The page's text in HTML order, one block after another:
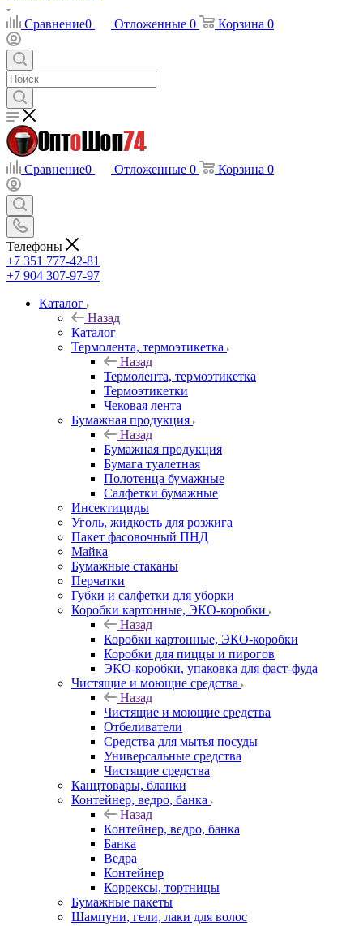
Сравнение0 Отложенные 0 Корзина 0
Сравнение0 Отложенные 0 Корзина 0
Телефоны
+7 351 777-42-81
+7 904 307-97-97
Каталог
Назад
Каталог
Термолента, термоэтикетка
Назад
Термолента, термоэтикетка
Термоэтикетки
Чековая лента
Бумажная продукция
Назад
Бумажная продукция
Бумага туалетная
Полотенца бумажные
Салфетки бумажные
Инсектициды
Уголь, жидкость для розжига
Пакет фасовочный ПНД
Майка
Бумажные стаканы
Перчатки
Губки и салфетки для уборки
Коробки картонные, ЭКО-коробки
Назад
Коробки картонные, ЭКО-коробки
Коробки для пиццы и пирогов
ЭКО-коробки, упаковка для фаст-фуда
Чистящие и моющие средства
Назад
Чистящие и моющие средства
Отбеливатели
Средства для мытья посуды
Универсальные средства
Чистящие средства
Канцтовары, бланки
Контейнер, ведро, банка
Назад
Контейнер, ведро, банка
Банка
Ведра
Контейнер
Коррексы, тортницы
Бумажные пакеты
Шампуни, гели, лаки для волос